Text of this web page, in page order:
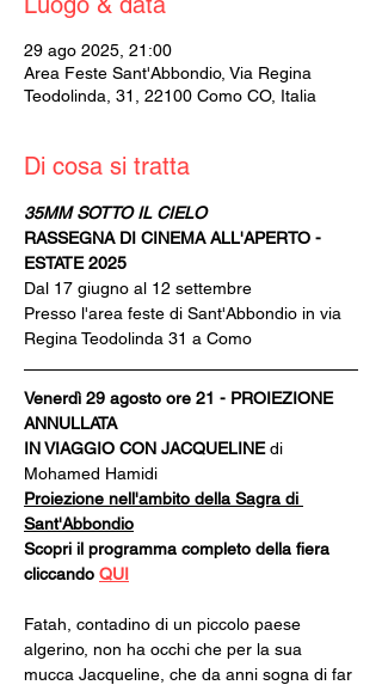
29 ago 2025, 21:00
Area Feste Sant'Abbondio, Via Regina
Teodolinda, 31, 22100 Como CO, Italia
Di cosa si tratta
35MM SOTTO IL CIELO
RASSEGNA DI CINEMA ALL'APERTO -
ESTATE 2025
Dal 17 giugno al 12 settembre
Presso l'area feste di Sant'Abbondio in via
Regina Teodolinda 31 a Como
Venerdì 29 agosto ore 21 - PROIEZIONE
ANNULLATA
IN VIAGGIO CON JACQUELINE di
Mohamed Hamidi
Proiezione nell'ambito della Sagra di
Sant'Abbondio
Scopri il programma completo della fiera
cliccando QUI
Fatah, contadino di un piccolo paese
algerino, non ha occhi che per la sua
mucca Jacqueline, che da anni sogna di far